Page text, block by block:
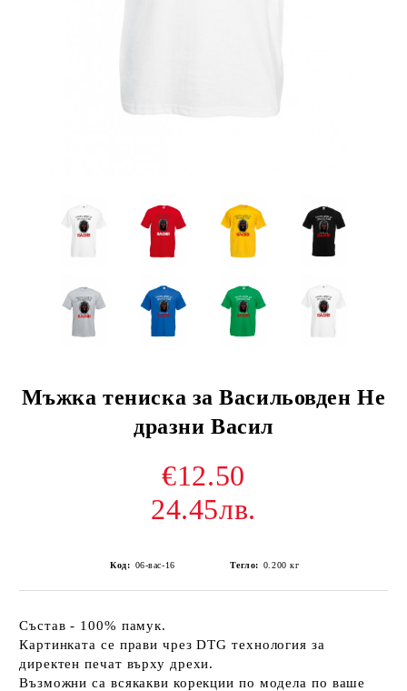
Мъжка тениска за Васильовден Не
дразни Васил
€12.50
24.45лв.
Код: 06-вас-16 Тегло: 0.200 кг
Състав - 100% памук.
Картинката се прави чрез DTG технология за
директен печат върху дрехи.
Възможни са всякакви корекции по модела по ваше